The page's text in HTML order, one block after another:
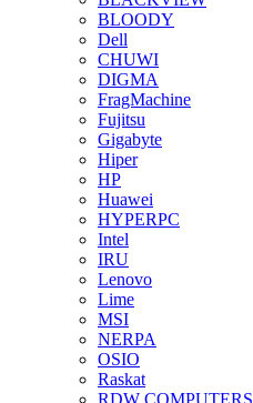
BLOODY
Dell
CHUWI
DIGMA
FragMachine
Fujitsu
Gigabyte
Hiper
HP
Huawei
HYPERPC
Intel
IRU
Lenovo
Lime
MSI
NERPA
OSIO
Raskat